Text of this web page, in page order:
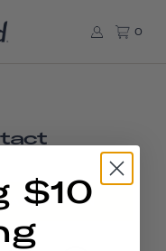
0
ABONNEREN
$10